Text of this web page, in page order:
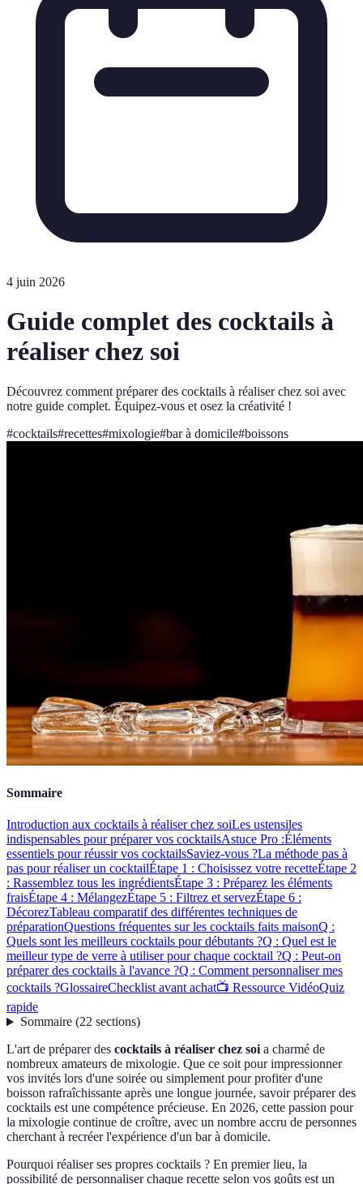
4 juin 2026
Guide complet des cocktails à
réaliser chez soi
Découvrez comment préparer des cocktails à réaliser chez soi avec
notre guide complet. Équipez-vous et osez la créativité !
#cocktails#recettes#mixologie#bar à domicile#boissons
Sommaire
Introduction aux cocktails à réaliser chez soiLes ustensiles
indispensables pour préparer vos cocktailsAstuce Pro :Éléments
essentiels pour réussir vos cocktailsSaviez-vous ?La méthode pas à
pas pour réaliser un cocktailÉtape 1 : Choisissez votre recetteÉtape 2
: Rassemblez tous les ingrédientsÉtape 3 : Préparez les éléments
fraisÉtape 4 : MélangezÉtape 5 : Filtrez et servezÉtape 6 :
DécorezTableau comparatif des différentes techniques de
préparationQuestions fréquentes sur les cocktails faits maisonQ :
Quels sont les meilleurs cocktails pour débutants ?Q : Quel est le
meilleur type de verre à utiliser pour chaque cocktail ?Q : Peut-on
préparer des cocktails à l'avance ?Q : Comment personnaliser mes
cocktails ?GlossaireChecklist avant achat📺 Ressource VidéoQuiz
rapide
Sommaire(22 sections)
L'art de préparer des cocktails à réaliser chez soia charmé de
nombreux amateurs de mixologie. Que ce soit pour impressionner
vos invités lors d'une soirée ou simplement pour profiter d'une
boisson rafraîchissante après une longue journée, savoir préparer des
cocktails est une compétence précieuse. En 2026, cette passion pour
la mixologie continue de croître, avec un nombre accru de personnes
cherchant à recréer l'expérience d'un bar à domicile.
Pourquoi réaliser ses propres cocktails ? En premier lieu, la
possibilité de personnaliser chaque recette selon vos goûts est un